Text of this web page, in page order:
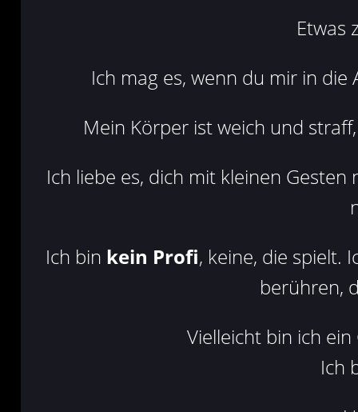
Etwas
Ich mag es, wenn du mir in
Mein Körper ist weich und
Ich liebe es, dich mit kleinen
Ich bin kein Profi, keine, die spielt.
berühren,
Vielleicht bin ich
Ich